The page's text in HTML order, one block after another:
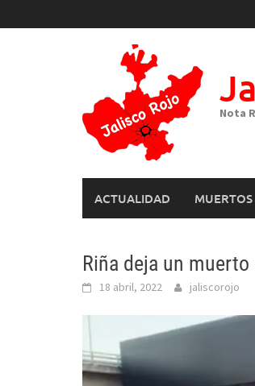
to
Nota
ACTUALIDAD MUERTOS
Riña deja un
18 abril, 2022 jaliscorojo